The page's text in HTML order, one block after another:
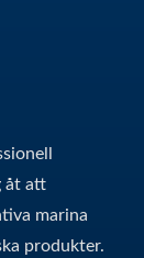
åt att
marina
produkter.